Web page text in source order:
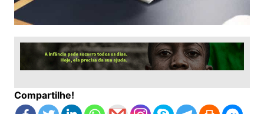
Compartilhe!